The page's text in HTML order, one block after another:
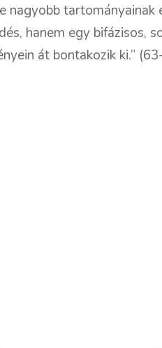
tartományainak
hanem egy bifázisos,
át bontakozik ki.”